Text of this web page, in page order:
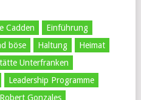
Cadden
Einführung
böse Haltung
Heimat
Unterfranken
Leadership Programme
Robert Gonzales